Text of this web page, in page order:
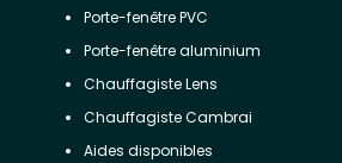
Porte-fenêtre PVC
Porte-fenêtre aluminium
Chauffagiste Lens
Chauffagiste Cambrai
Aides disponibles